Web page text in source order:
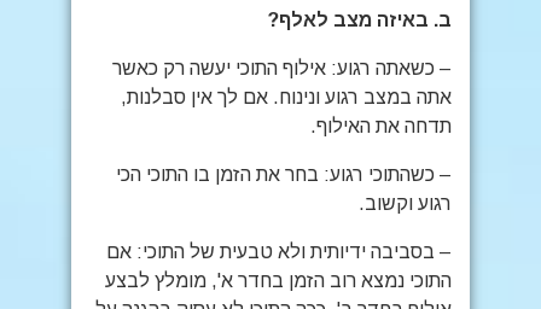
ב. באיזה מצב לאלף?
– כשאתה רגוע: אילוף התוכי יעשה רק כאשר
אתה במצב רגוע ונינוח. אם לך אין סבלנות,
תדחה את האילוף.
– כשהתוכי רגוע: בחר את הזמן בו התוכי הכי
רגוע וקשוב.
– בסביבה ידיותית ולא טבעית של התוכי: אם
התוכי נמצא רוב הזמן בחדר א', מומלץ לבצע